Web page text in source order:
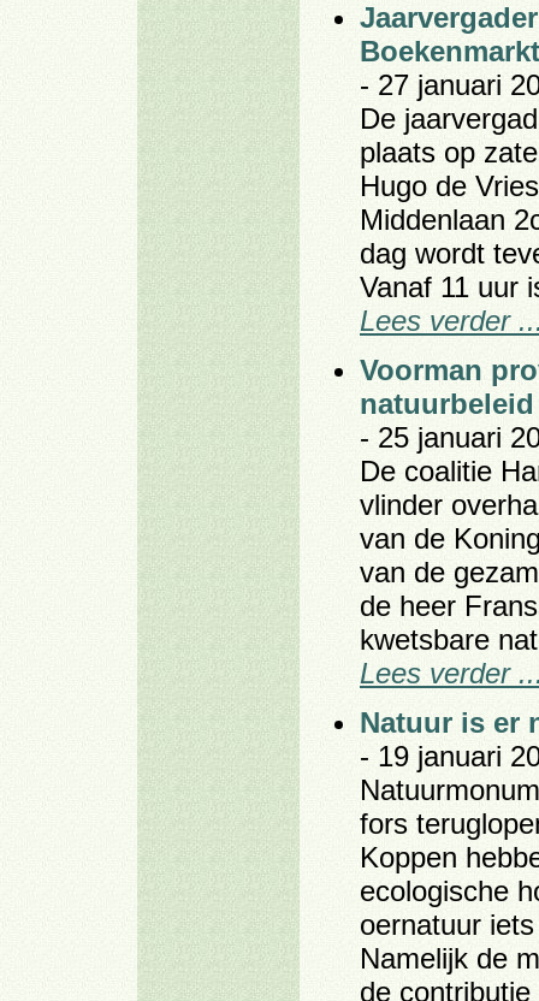
Boekenmarkt
- 27 januari
De
plaats op
Hugo de
Middenlaan
dag wordt
Vanaf 11 uur
Lees verder
Voorman
natuurbeleid
- 25 januari
De coalitie
vlinder
van de
van de
de heer
kwetsbare
Lees verder
Natuur is er
- 19 januari
fors
Koppen
ecologische
oernatuur
Namelijk de
de